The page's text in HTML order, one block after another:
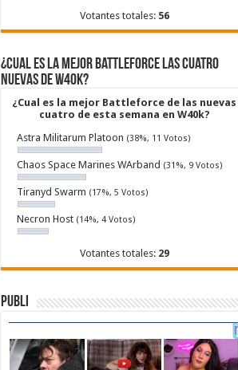
Votantes totales: 56
¿Cual es la mejor Battleforce las cuatro
nuevas de W40k?
¿Cual es la mejor Battleforce de las nuevas
cuatro de esta semana en W40k?
Astra Militarum Platoon (38%, 11 Votos)
Chaos Space Marines WArband (31%, 9 Votos)
Tiranyd Swarm (17%, 5 Votos)
Necron Host (14%, 4 Votos)
Votantes totales: 29
Publi